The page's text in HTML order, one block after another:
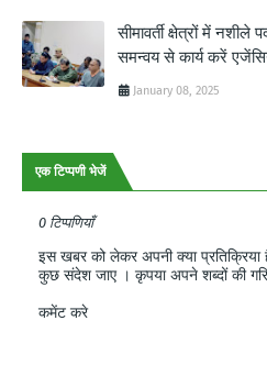
सीमावर्ती क्षेत्रों में नशीले
समन्वय से कार्य करें
January 08, 2025
एक टिप्पणी भेजें
0 टिप्पणियाँ
इस खबर को लेकर अपनी क्या
कुछ संदेश जाए । कृपया अपने शब्दों की
कमेंट करे